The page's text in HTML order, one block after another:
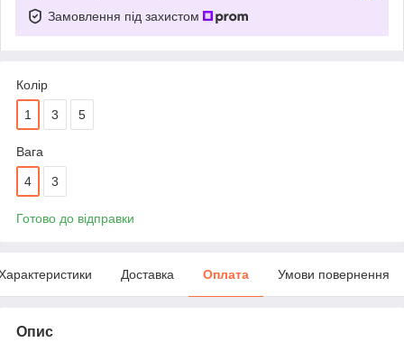
Замовлення під захистом
Колір
1 3 5
Вага
4 3
Готово до відправки
Доставка Оплата Умови повернення
Опис